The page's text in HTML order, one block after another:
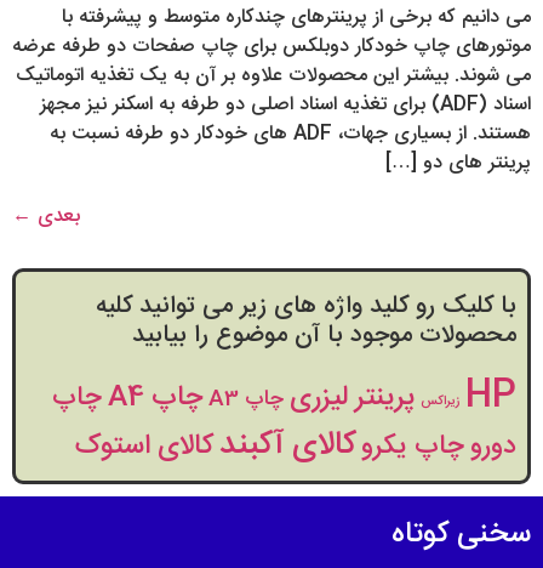
می ‎دانیم که برخی از پرینترهای چندکاره متوسط ​​و پیشرفته با
موتورهای چاپ خودکار دوبلکس برای چاپ صفحات دو طرفه عرضه
می‏ شوند. بیشتر این محصولات علاوه بر آن به یک تغذیه اتوماتیک
اسناد (ADF) برای تغذیه اسناد اصلی دو طرفه به اسکنر نیز مجهز
هستند. از بسیاری جهات، ADF های خودکار دو طرفه نسبت به
پرینتر های دو […]
بعدی ←
با کلیک رو کلید واژه های زیر می توانید کلیه
محصولات موجود با آن موضوع را بیابید
HP زیراکس پرینتر لیزری چاپ A3 چاپ A4
چاپ
دوروچاپ یکروکالای آکبندکالای استوک
سخنی کوتاه